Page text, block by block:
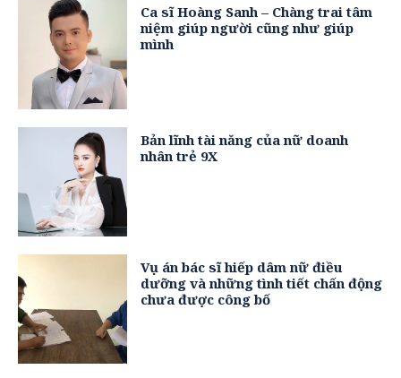
Ca sĩ Hoàng Sanh – Chàng trai tâm
niệm giúp người cũng như giúp
mình
Bản lĩnh tài năng của nữ doanh
nhân trẻ 9X
Vụ án bác sĩ hiếp dâm nữ điều
dưỡng và những tình tiết chấn động
chưa được công bố